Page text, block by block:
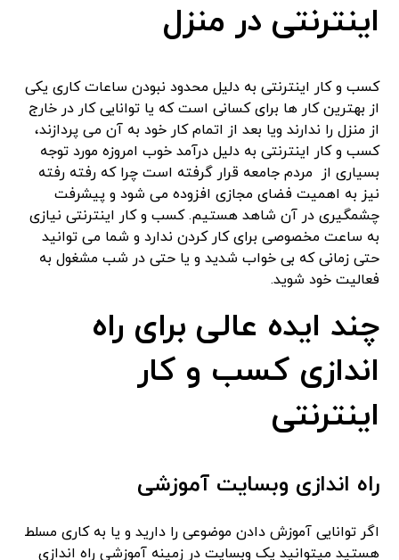
اینترنتی در منزل
کسب و کار اینترنتی به دلیل محدود نبودن ساعات کاری یکی
از بهترین کار ها برای کسانی است که یا توانایی کار در خارج
از منزل را ندارند ویا بعد از اتمام کار خود به آن می پردازند،
کسب و کار اینترنتی به دلیل درآمد خوب امروزه مورد توجه
بسیاری از مردم جامعه قرار گرفته است چرا که رفته رفته
نیز به اهمیت فضای مجازی افزوده می شود و پیشرفت
چشمگیری در آن شاهد هستیم. کسب و کار اینترنتی نیازی
به ساعت مخصوصی برای کار کردن ندارد و شما می توانید
حتی زمانی که بی خواب شدید و یا حتی در شب مشغول به
فعالیت خود شوید.
چند ایده عالی برای راه
اندازی کسب و کار
اینترنتی
راه اندازی وبسایت آموزشی
اگر توانایی آموزش دادن موضوعی را دارید و یا به کاری مسلط
هستید میتوانید یک وبسایت در زمینه آموزشی راه اندازی